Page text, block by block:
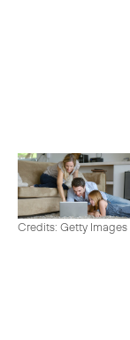
Credits: Getty Images